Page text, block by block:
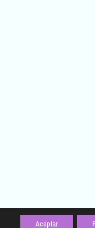
GeneratePress
Aceptar